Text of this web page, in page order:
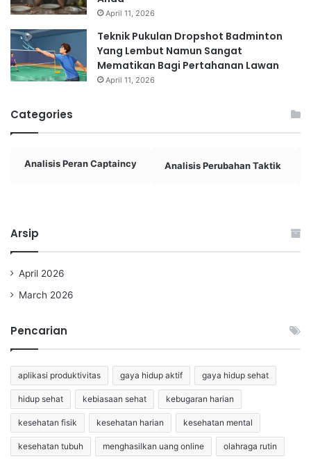
April 11, 2026
Teknik Pukulan Dropshot Badminton
Yang Lembut Namun Sangat
Mematikan Bagi Pertahanan Lawan
April 11, 2026
Categories
Analisis Peran Captaincy Analisis Perubahan Taktik
Arsip
April 2026
March 2026
Pencarian
aplikasi produktivitas gaya hidup aktif gaya hidup sehat
hidup sehat kebiasaan sehat kebugaran harian
kesehatan fisik kesehatan harian kesehatan mental
kesehatan tubuh menghasilkan uang online olahraga rutin